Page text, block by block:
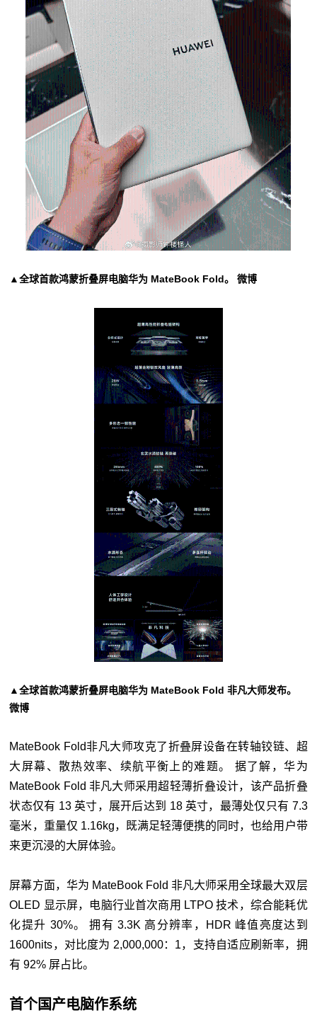
▲全球首款鸿蒙折叠屏电脑华为 MateBook Fold。 微博
▲全球首款鸿蒙折叠屏电脑华为 MateBook Fold 非凡大师发布。
微博
MateBook Fold非凡大师攻克了折叠屏设备在转轴铰链、超
大屏幕、散热效率、续航平衡上的难题。 据了解，华为
MateBook Fold 非凡大师采用超轻薄折叠设计，该产品折叠
状态仅有 13 英寸，展开后达到 18 英寸，最薄处仅只有 7.3
毫米，重量仅 1.16kg，既满足轻薄便携的同时，也给用户带
来更沉浸的大屏体验。
屏幕方面，华为 MateBook Fold 非凡大师采用全球最大双层
OLED 显示屏，电脑行业首次商用 LTPO 技术，综合能耗优
化提升 30%。 拥有 3.3K 高分辨率，HDR 峰值亮度达到
1600nits，对比度为 2,000,000：1，支持自适应刷新率，拥
有 92% 屏占比。
首个国产电脑作系统